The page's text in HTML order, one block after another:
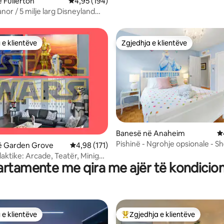
/ 5 milje larg Disneyland
5, 306 vlerësime
klientëve
klientëve
Garden Grove Vlerësimi mesatar 4,98 nga 5, 171 vlerësime
4,98 (171)
Arcade, Teatër, Minigolf
Zgjedhja e klientëve
Zgjedhja e klientëve
Banesë në Anaheim
Pishinë - Ngrohje opsionale -
me qira me ajër të
klientëve
klientëve Më të mirat e zgjedhjeve të
Zgjedhja e klientëve